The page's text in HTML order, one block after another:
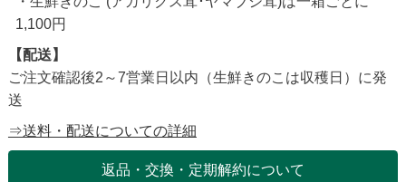
1,100円
【配送】
ご注文確認後2～7営業日以内（生鮮きのこは収穫日）に発
送
⇒送料・配送についての詳細
返品・交換・定期解約について